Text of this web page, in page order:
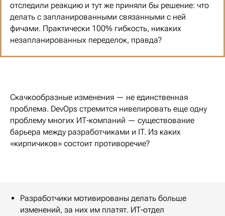
отследили реакцию и тут же приняли бы решение: что
делать с запланированными связанными с ней
фичами. Практически 100% гибкость, никаких
незапланированных переделок, правда?
Скачкообразные изменения — не единственная
проблема. DevOps стремится нивелировать еще одну
проблему многих ИТ-компаний — существование
барьера между разработчиками и IT. Из каких
«кирпичиков» состоит противоречие?
Разработчики мотивированы делать больше
изменений, за них им платят. ИТ-отдел